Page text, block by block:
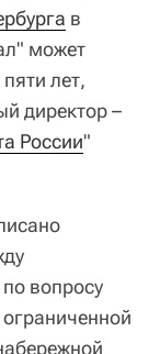
в
может
лет,
директор –
России"
вопросу